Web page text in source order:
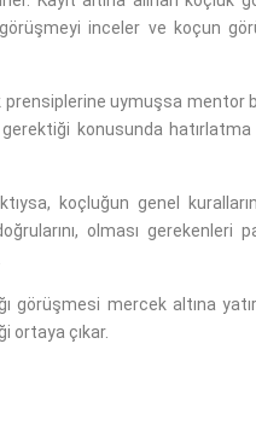
inceler ve koçun
prensiplerine uymuşsa mentor
konusunda
koçluğun genel
olması gerekenleri
mercek altına
ortaya çıkar.